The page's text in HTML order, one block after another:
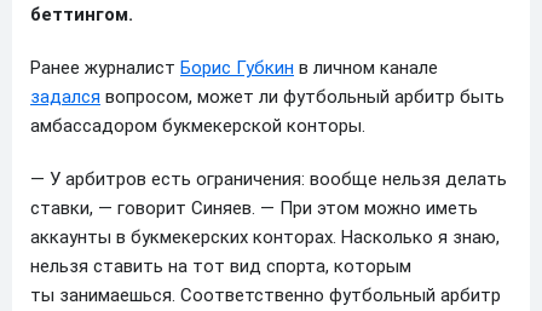
беттингом.
Ранее журналист Борис Губкин в личном канале
задался вопросом, может ли футбольный арбитр быть
амбассадором букмекерской конторы.
— У арбитров есть ограничения: вообще нельзя делать
ставки, — говорит Синяев. — При этом можно иметь
аккаунты в букмекерских конторах. Насколько я знаю,
нельзя ставить на тот вид спорта, которым
ты занимаешься. Соответственно футбольный арбитр